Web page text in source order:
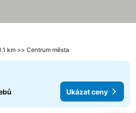
km >> Centrum města
Ukázat ceny